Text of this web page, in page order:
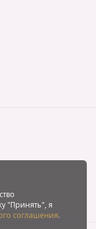
"Принять", я
соглашения.